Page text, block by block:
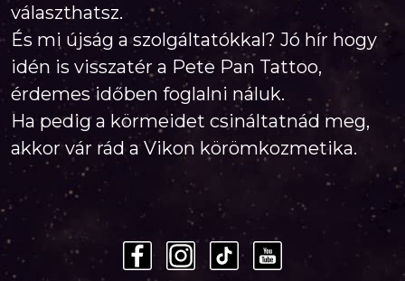
választhatsz.
És mi újság a szolgáltatókkal? Jó hír hogy
idén is visszatér a Pete Pan Tattoo,
érdemes időben foglalni náluk.
Ha pedig a körmeidet csináltatnád meg,
akkor vár rád a Vikon körömkozmetika.